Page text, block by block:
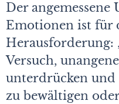
Der angemessene
Emotionen ist für
Herausforderung:
Versuch,
unterdrücken und
zu bewältigen